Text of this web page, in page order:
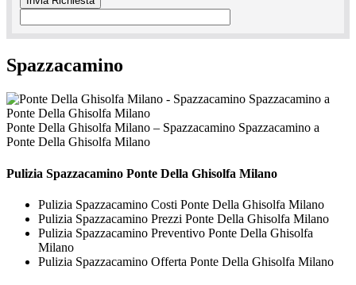
Spazzacamino
Ponte Della Ghisolfa Milano – Spazzacamino Spazzacamino a
Ponte Della Ghisolfa Milano
Pulizia Spazzacamino Ponte Della Ghisolfa Milano
Pulizia Spazzacamino Costi Ponte Della Ghisolfa Milano
Pulizia Spazzacamino Prezzi Ponte Della Ghisolfa Milano
Pulizia Spazzacamino Preventivo Ponte Della Ghisolfa
Milano
Pulizia Spazzacamino Offerta Ponte Della Ghisolfa Milano